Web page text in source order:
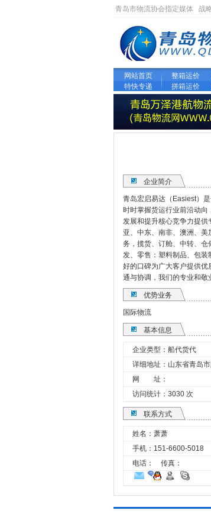
青岛市物流协会指定媒体 战
网站首页 整箱运价
特快专递
拼箱运价
企业简介
青岛宏启易达（Easiest）
时时掌握货运行业前沿动
发展和提升核心竞争力提
亚、中东、南非、澳洲、
务，揽货、订舱、中转、
发、零售：塑料制品、包装
好的口碑为广大客户提供
通与协调，我们的专业和敬
优势业务
国际物流
基本信息
企业类型：船代货代
详细地址：山东省青岛
网 址：
访问统计：3030 次
联系方式
姓名：萧萧
手机： 151-6600-5018
电话： 传真：